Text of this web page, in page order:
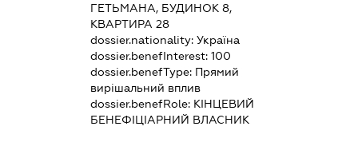
ГЕТЬМАНА, БУДИНОК 8,
КВАРТИРА 28
dossier.nationality:Україна
dossier.benefInterest:100
dossier.benefType: Прямий
вирішальний вплив
dossier.benefRole: КІНЦЕВИЙ
БЕНЕФІЦІАРНИЙ ВЛАСНИК